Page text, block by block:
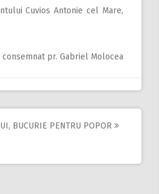
Cuvios Antonie cel Mare,
consemnat pr. Gabriel Molocea
BUCURIE PENTRU POPOR